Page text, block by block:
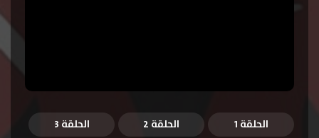
الحلقة 1 الحلقة 2
الحلقة 3